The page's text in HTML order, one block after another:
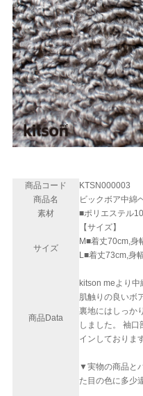
商品コード
KTSN000003
商品名
ビックボア中綿
素材
■ポリエステル
サイズ
【サイズ】
M■着丈70cm,身
L■着丈73cm,身
商品Data
kitson meより中
肌触りの良いボ
裏地にはしっか
しました。 袖
インしております
▼実物の商品と
た目の色に多少